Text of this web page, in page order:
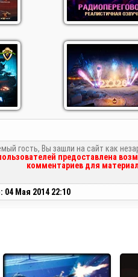
гость, Вы зашли на сайт как
предоставлена
комментариев для
04 Мая 2014 22:10